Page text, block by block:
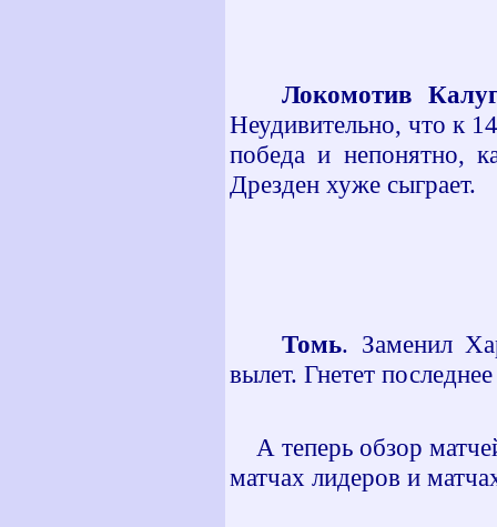
Локомотив
Неудивительно, что к
победа и непонятно,
Дрезден хуже сыграет.
Томь. Заменил
вылет. Гнетет
А теперь обзор
матчах лидеров и